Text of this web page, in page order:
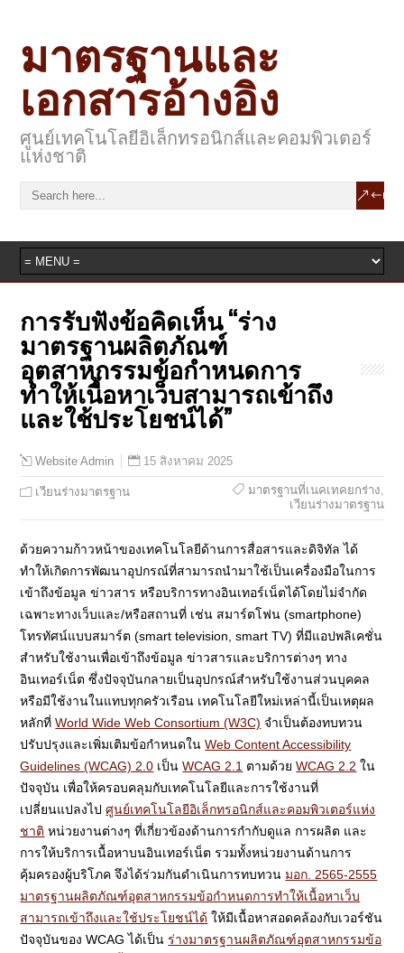
มาตรฐานและ
เอกสารอ้างอิง
ศูนย์เทคโนโลยีอิเล็กทรอนิกส์และคอมพิวเตอร์
แห่งชาติ
การรับฟังข้อคิดเห็น “ร่าง
มาตรฐานผลิตภัณฑ์
อุตสาหกรรมข้อกำหนดการ
ทำให้เนื้อหาเว็บสามารถเข้าถึง
และใช้ประโยชน์ได้”
Website Admin 15 สิงหาคม 2025
เวียนร่างมาตรฐาน มาตรฐานที่เนคเทคยกร่าง,
เวียนร่างมาตรฐาน
ด้วยความก้าวหน้าของเทคโนโลยีด้านการสื่อสารและดิจิทัล ได้
ทำให้เกิดการพัฒนาอุปกรณ์ที่สามารถนำมาใช้เป็นเครื่องมือในการ
เข้าถึงข้อมูล ข่าวสาร หรือบริการทางอินเทอร์เน็ตได้โดยไม่จำกัด
เฉพาะทางเว็บและ/หรือสถานที่ เช่น สมาร์ตโฟน (smartphone)
โทรทัศน์แบบสมาร์ต (smart television, smart TV) ที่มีแอปพลิเคชั่น
สำหรับใช้งานเพื่อเข้าถึงข้อมูล ข่าวสารและบริการต่างๆ ทาง
อินเทอร์เน็ต ซึ่งปัจจุบันกลายเป็นอุปกรณ์สำหรับใช้งานส่วนบุคคล
หรือมีใช้งานในแทบทุกครัวเรือน เทคโนโลยีใหม่เหล่านี้เป็นเหตุผล
หลักที่World Wide Web Consortium (W3C) จำเป็นต้องทบทวน
ปรับปรุงและเพิ่มเติมข้อกำหนดในWeb Content Accessibility
Guidelines (WCAG) 2.0 เป็นWCAG 2.1 ตามด้วยWCAG 2.2 ใน
ปัจจุบัน เพื่อให้ครอบคลุมกับเทคโนโลยีและการใช้งานที่
เปลี่ยนแปลงไปศูนย์เทคโนโลยีอิเล็กทรอนิกส์และคอมพิวเตอร์แห่ง
ชาติ หน่วยงานต่างๆ ที่เกี่ยวข้องด้านการกำกับดูแล การผลิต และ
การให้บริการเนื้อหาบนอินเทอร์เน็ต รวมทั้งหน่วยงานด้านการ
คุ้มครองผู้บริโภค จึงได้ร่วมกันดำเนินการทบทวนมอก. 2565-2555
มาตรฐานผลิตภัณฑ์อุตสาหกรรมข้อกำหนดการทำให้เนื้อหาเว็บ
สามารถเข้าถึงและใช้ประโยชน์ได้ ให้มีเนื้อหาสอดคล้องกับเวอร์ชัน
ปัจจุบันของ WCAG ได้เป็นร่างมาตรฐานผลิตภัณฑ์อุตสาหกรรมข้อ